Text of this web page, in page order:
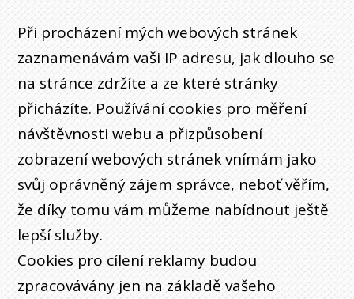
Při procházení mých webových stránek
zaznamenávám vaši IP adresu, jak dlouho se
na stránce zdržíte a ze které stránky
přicházíte. Používání cookies pro měření
návštěvnosti webu a přizpůsobení
zobrazení webových stránek vnímám jako
svůj oprávněný zájem správce, neboť věřím,
že díky tomu vám můžeme nabídnout ještě
lepší služby.
Cookies pro cílení reklamy budou
zpracovávány jen na základě vašeho